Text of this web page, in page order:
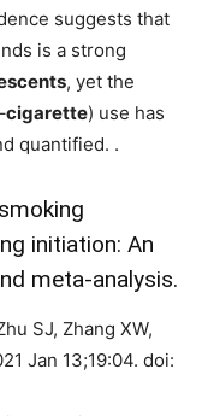
suggests that
is a strong
, yet the
cigarette) use has
quantified. .
initiation: An
meta-analysis.
SJ, Zhang XW,
Jan 13;19:04. doi: